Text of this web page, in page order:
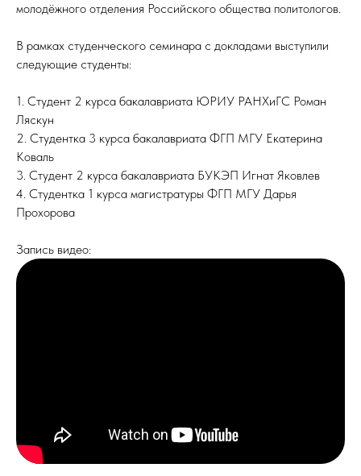
молодёжного отделения Российского общества политологов.
В рамках студенческого семинара с докладами выступили
следующие студенты:
1. Студент 2 курса бакалавриата ЮРИУ РАНХиГС Роман
Ляскун
2. Студентка 3 курса бакалавриата ФГП МГУ Екатерина
Коваль
3. Студент 2 курса бакалавриата БУКЭП Игнат Яковлев
4. Студентка 1 курса магистратуры ФГП МГУ Дарья
Прохорова
Запись видео: